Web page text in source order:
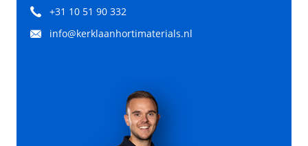
+31 10 51 90 332
info@kerklaanhortimaterials.nl